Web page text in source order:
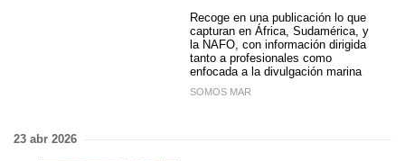
Recoge en una publicación lo que
capturan en África, Sudamérica, y
la NAFO, con información dirigida
tanto a profesionales como
enfocada a la divulgación marina
SOMOS MAR
23 abr 2026